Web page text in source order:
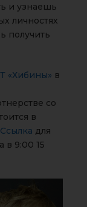
и узнаешь
личностях
получить
«Хибины» в
со
в
Ссылка для
в 9:00 15